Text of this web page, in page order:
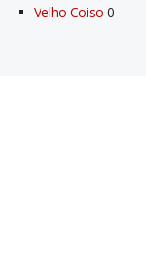
Velho Coiso 0